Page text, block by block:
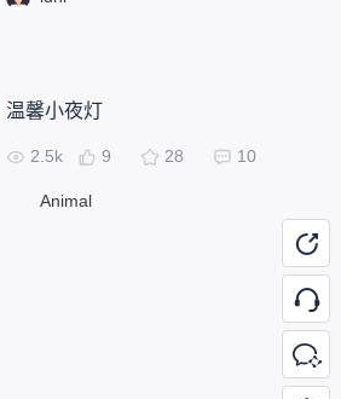
温馨小夜灯
2.5k 9 28 10
Animal